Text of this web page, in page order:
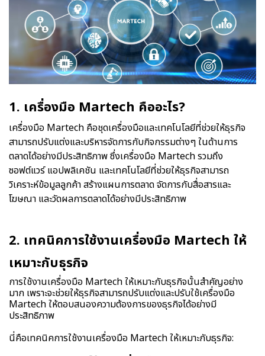
1. เครื่องมือ Martech คืออะไร?
เครื่องมือ Martech คือชุดเครื่องมือและเทคโนโลยีที่ช่วยให้ธุรกิจ
สามารถปรับแต่งและบริหารจัดการกับกิจกรรมต่างๆ ในด้านการ
ตลาดได้อย่างมีประสิทธิภาพ ซึ่งเครื่องมือ Martech รวมถึง
ซอฟต์แวร์ แอปพลิเคชัน และเทคโนโลยีที่ช่วยให้ธุรกิจสามารถ
วิเคราะห์ข้อมูลลูกค้า สร้างแผนการตลาด จัดการกับสื่อสารและ
โฆษณา และวัดผลการตลาดได้อย่างมีประสิทธิภาพ
2. เทคนิคการใช้งานเครื่องมือ Martech ให้
เหมาะกับธุรกิจ
การใช้งานเครื่องมือ Martech ให้เหมาะกับธุรกิจนั้นสำคัญอย่าง
มาก เพราะจะช่วยให้ธุรกิจสามารถปรับแต่งและปรับใช้เครื่องมือ
Martech ให้ตอบสนองความต้องการของธุรกิจได้อย่างมี
ประสิทธิภาพ
นี่คือเทคนิคการใช้งานเครื่องมือ Martech ให้เหมาะกับธุรกิจ: